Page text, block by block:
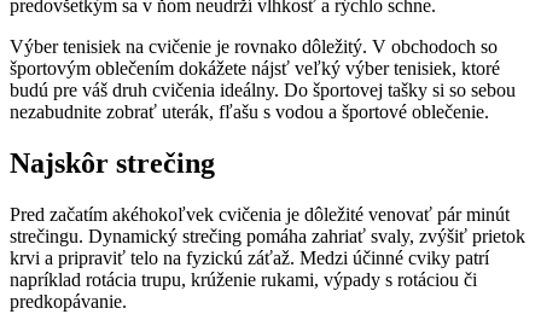
predovšetkým sa v ňom neudrží vlhkosť a rýchlo schne.
Výber tenisiek na cvičenie je rovnako dôležitý. V obchodoch so
športovým oblečením dokážete nájsť veľký výber tenisiek, ktoré
budú pre váš druh cvičenia ideálny. Do športovej tašky si so sebou
nezabudnite zobrať uterák, fľašu s vodou a športové oblečenie.
Najskôr strečing
Pred začatím akéhokoľvek cvičenia je dôležité venovať pár minút
strečingu. Dynamický strečing pomáha zahriať svaly, zvýšiť prietok
krvi a pripraviť telo na fyzickú záťaž. Medzi účinné cviky patrí
napríklad rotácia trupu, krúženie rukami, výpady s rotáciou či
predkopávanie.